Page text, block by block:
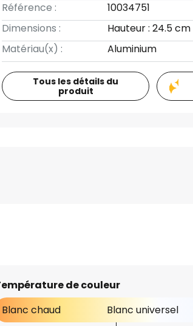
Référence :
10034751
Dimensions :
Hauteur : 24.5 cm
Matériau(x) :
Aluminium
Tous les détails du
produit
de couleur
Blanc chaud
Blanc universel